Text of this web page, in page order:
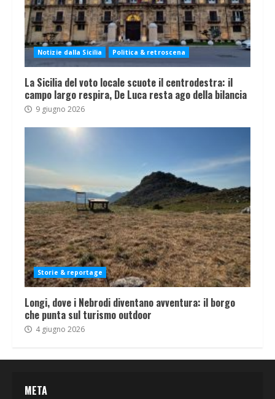
Notizie dalla Sicilia Politica & retroscena
La Sicilia del voto locale scuote il centrodestra: il
campo largo respira, De Luca resta ago della bilancia
9 giugno 2026
Storie & reportage
Longi, dove i Nebrodi diventano avventura: il borgo
che punta sul turismo outdoor
4 giugno 2026
META